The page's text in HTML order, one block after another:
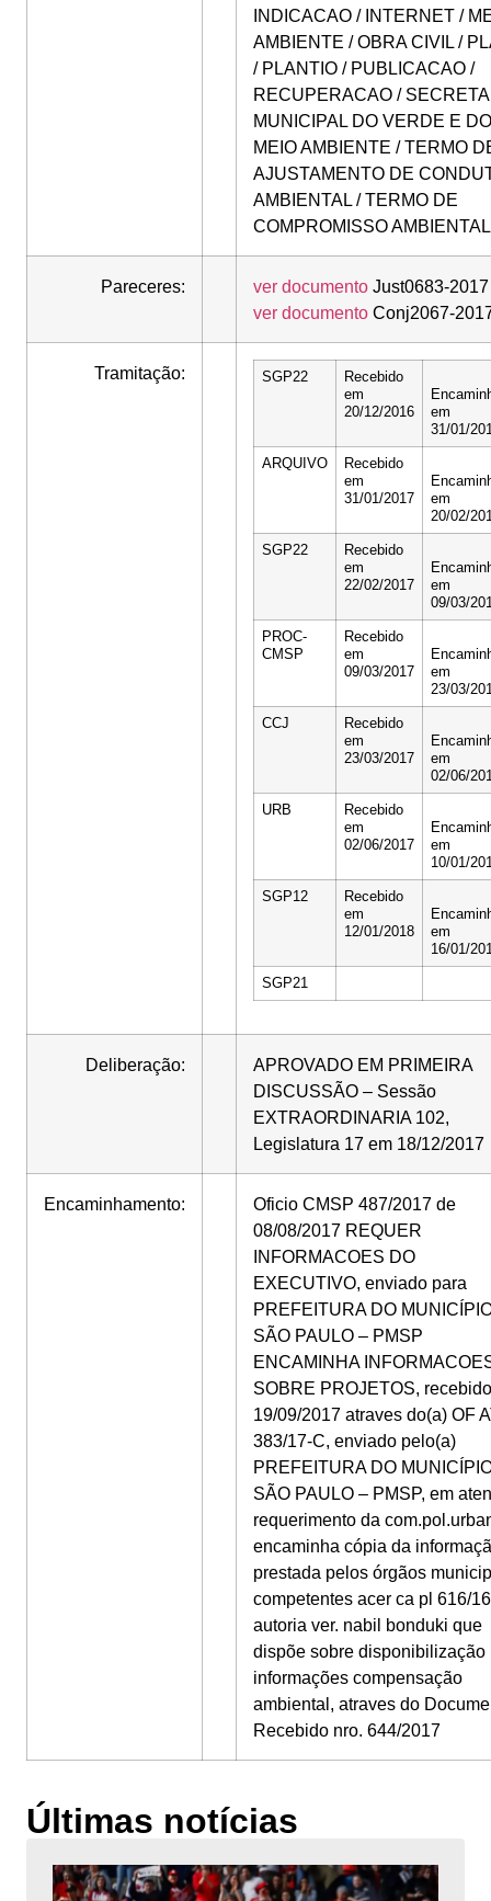
INDICACAO / INTERNET /
AMBIENTE / OBRA CIVIL /
/ PLANTIO / PUBLICACAO /
RECUPERACAO /
MUNICIPAL DO VERDE E DO
MEIO AMBIENTE / TERMO
AJUSTAMENTO DE
AMBIENTAL / TERMO DE
COMPROMISSO AMBIENTAL
Pareceres: ver documento Just0683-2017
ver documento Conj2067-
Tramitação: SGP22
Recebido
em
20/12/2016
em
31/01/
ARQUIVO
Recebido
em
31/01/2017
em
20/02/
SGP22
Recebido
em
22/02/2017
em
09/03/
PROC-
CMSP
Recebido
em
09/03/2017
em
23/03/
CCJ
Recebido
em
23/03/2017
em
02/06/
URB
Recebido
em
02/06/2017
em
10/01/
SGP12
Recebido
em
12/01/2018
em
16/01/
SGP21
Deliberação:
APROVADO EM PRIMEIRA
DISCUSSÃO – Sessão
EXTRAORDINARIA 102,
Legislatura 17 em 18/12/2017
Encaminhamento:
Oficio CMSP 487/2017 de
08/08/2017 REQUER
INFORMACOES DO
EXECUTIVO, enviado para
PREFEITURA DO
SÃO PAULO – PMSP
ENCAMINHA
SOBRE PROJETOS,
19/09/2017 atraves do(a) OF
383/17-C, enviado pelo(a)
PREFEITURA DO
SÃO PAULO – PMSP, em
requerimento da
encaminha cópia da
prestada pelos órgãos
competentes acer ca pl 616/
autoria ver. nabil bonduki que
dispõe sobre disponibilização
informações compensação
ambiental, atraves do
Recebido nro. 644/2017
Últimas notícias